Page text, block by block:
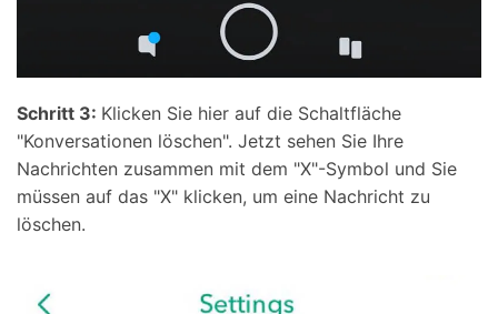
Schritt 3: Klicken Sie hier auf die Schaltfläche
"Konversationen löschen". Jetzt sehen Sie Ihre
Nachrichten zusammen mit dem "X"-Symbol und Sie
müssen auf das "X" klicken, um eine Nachricht zu
löschen.